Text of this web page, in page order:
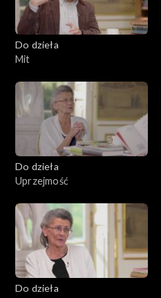
Do dzieła
Mit
Do dzieła
Uprzejmość
Do dzieła